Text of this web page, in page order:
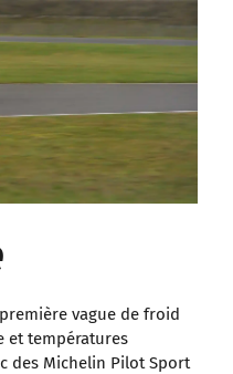
vague de froid
et températures
des Michelin Pilot Sport